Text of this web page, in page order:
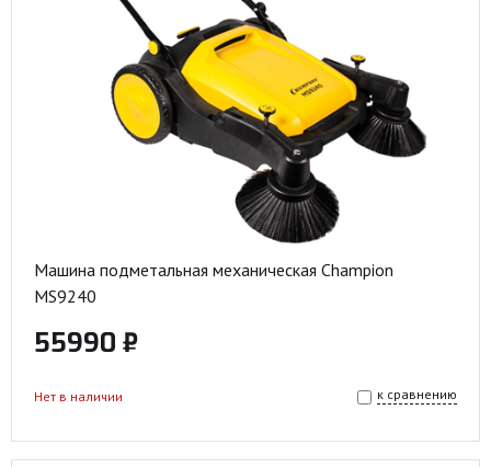
Машина подметальная механическая Champion
MS9240
55990 ₽
к сравнению
Нет в наличии